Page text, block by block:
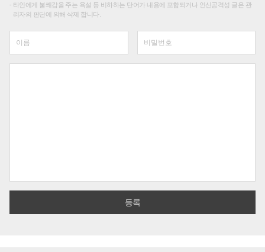
타인에게 불쾌감을 주는 욕설 등 비하하는 단어가 내용에 포함되거나 인신공격성 글은 관
리자의 판단에 의해 삭제 합니다.